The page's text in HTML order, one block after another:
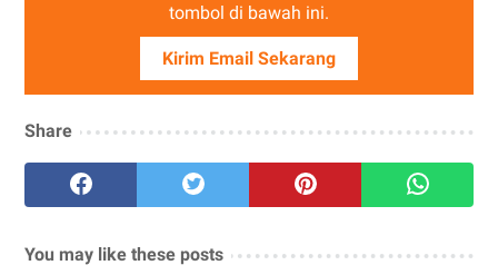
tombol di bawah ini.
Kirim Email Sekarang
Share
You may like these posts